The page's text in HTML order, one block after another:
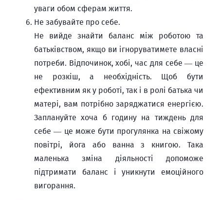
уваги обом сферам життя.
Не забувайте про себе.
Не вийде знайти баланс між роботою та
батьківством, якщо ви ігноруватимете власні
потреби. Відпочинок, хобі, час для себе — це
не розкіш, а необхідність. Щоб бути
ефективним як у роботі, так і в ролі батька чи
матері, вам потрібно заряджатися енергією.
Заплануйте хоча б годину на тиждень для
себе — це може бути прогулянка на свіжому
повітрі, йога або ванна з книгою. Така
маленька зміна діяльності допоможе
підтримати баланс і уникнути емоційного
вигорання.